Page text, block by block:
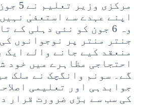
اپنے عہدے سے استعفیٰ
وہ 6 جون کو نئی دہلی کے
جنتر منتر پر نوجوانوں
منعقد کیے جانے والے ایک
احتجاجی مظاہرے میں خود
گے۔ سونم وانگچک نے ملک
جوابدہی اور تعلیمی
کی سب سے بڑی ضرورت قرار